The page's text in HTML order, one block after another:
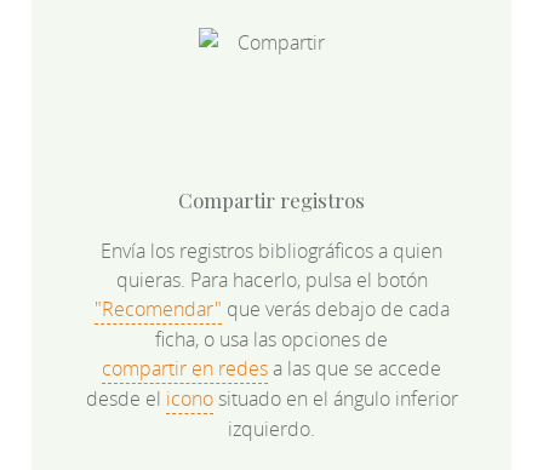
Compartir registros
Envía los registros bibliográficos a quien
quieras. Para hacerlo, pulsa el botón
"Recomendar" que verás debajo de cada
ficha, o usa las opciones de
compartir en redesa las que se accede
desde el iconosituado en el ángulo inferior
izquierdo.